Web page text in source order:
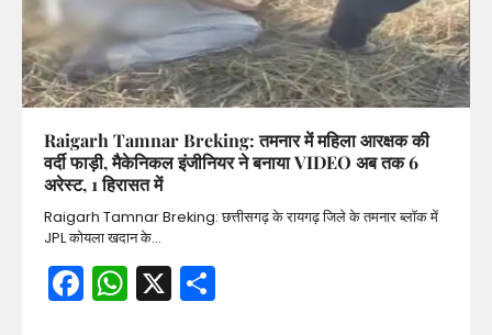
Raigarh Tamnar Breking: तमनार में महिला आरक्षक की
वर्दी फाड़ी, मैकेनिकल इंजीनियर ने बनाया VIDEO अब तक 6
अरेस्ट, 1 हिरासत में
Raigarh Tamnar Breking: छत्तीसगढ़ के रायगढ़ जिले के तमनार ब्लॉक में
JPL कोयला खदान के…
Facebook
WhatsApp
X